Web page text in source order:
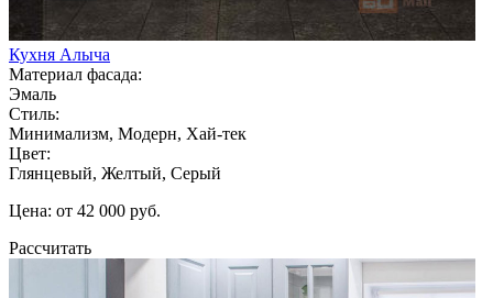
Кухня Алыча
Материал фасада:
Эмаль
Стиль:
Минимализм, Модерн, Хай-тек
Цвет:
Глянцевый, Желтый, Серый
Цена: от 42 000 руб.
Рассчитать